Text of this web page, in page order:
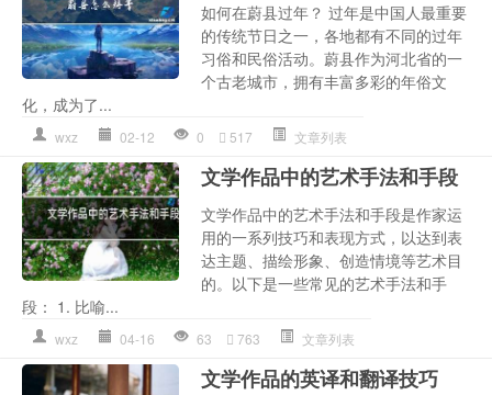
如何在蔚县过年？ 过年是中国人最重要
的传统节日之一，各地都有不同的过年
习俗和民俗活动。蔚县作为河北省的一
个古老城市，拥有丰富多彩的年俗文
化，成为了...
wxz 02-12 0 517 文章列表
文学作品中的艺术手法和手段
文学作品中的艺术手法和手段是作家运
用的一系列技巧和表现方式，以达到表
达主题、描绘形象、创造情境等艺术目
的。以下是一些常见的艺术手法和手
段： 1. 比喻...
wxz 04-16 63 763 文章列表
文学作品的英译和翻译技巧